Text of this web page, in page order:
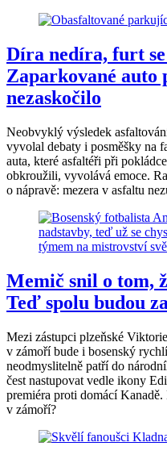
Díra nedíra, furt
Zaparkované auto
nezaskočilo
Neobvyklý výsledek
vyvolal debaty i posměšky na
auta, které asfaltéři při
obkroužili, vyvolává emoce.
o nápravě: mezera v asfaltu
Memič snil o tom,
Teď spolu budou
Mezi zástupci plzeňské
v zámoří bude i bosenský
neodmyslitelně patří do
čest nastupovat vedle ikony
premiéra proti domácí
v zámoří?